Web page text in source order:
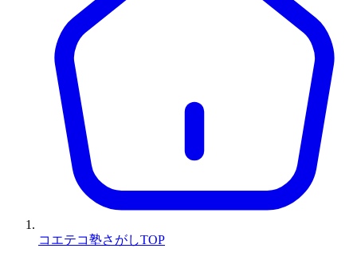
コエテコ塾さがしTOP